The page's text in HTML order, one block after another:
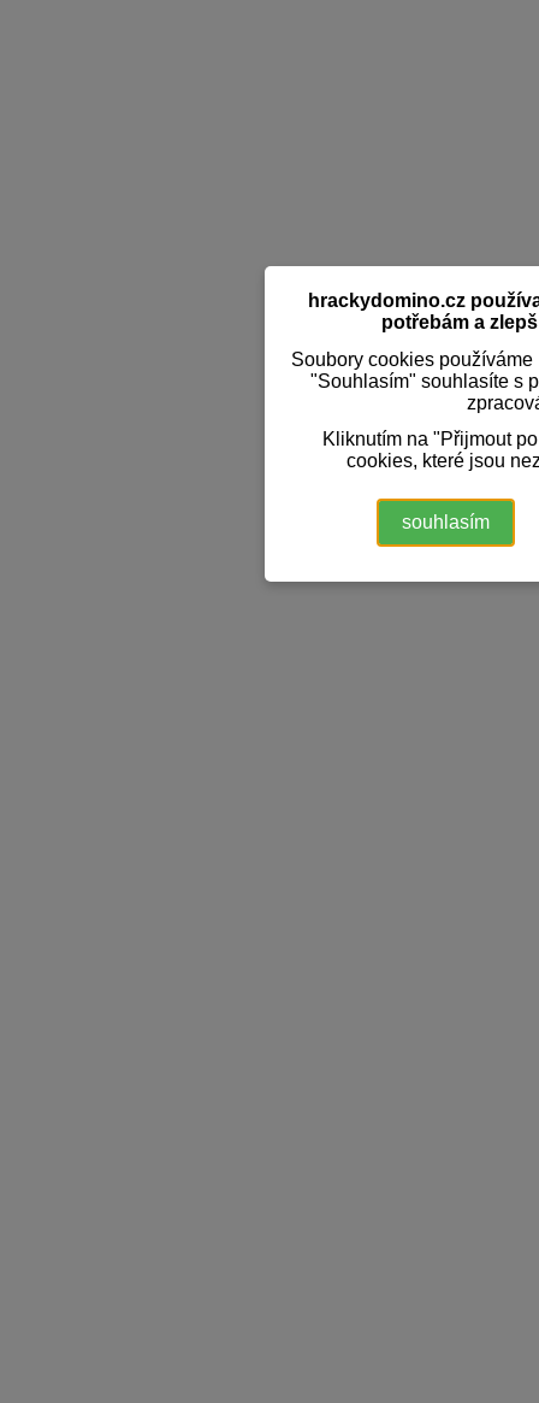
hrackydomino.cz
potřebám a
Soubory cookies
"Souhlasím" souhlasíte s
Kliknutím na "Přijmout
cookies, které jsou
souhlasím